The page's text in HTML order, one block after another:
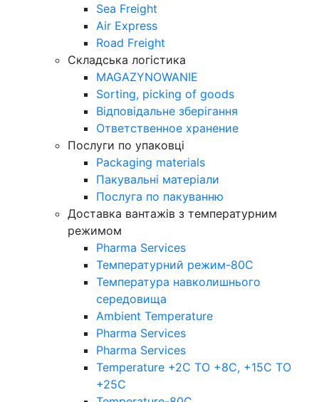
Sea Freight
Air Express
Road Freight
Складська логістика
MAGAZYNOWANIE
Sorting, picking of goods
Відповідальне зберігання
Ответственное хранение
Послуги по упаковці
Packaging materials
Пакувальнi матерiали
Послуга по пакуванню
Доставка вантажів з температурним
режимом
Pharma Services
Температурний режим-80С
Температура навколишнього
середовища
Ambient Temperature
Pharma Services
Pharma Services
Temperature +2C TO +8С, +15C TO
+25С